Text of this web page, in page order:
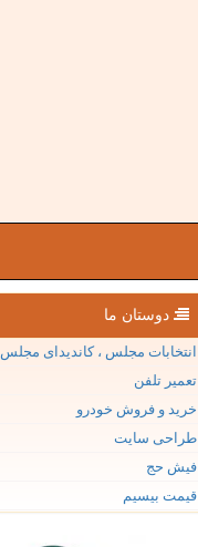
دوستان ما
انتخابات مجلس ، کاندیدای مجلس
تعمیر تلفن
خرید و فروش خودرو
طراحی سایت
فیش حج
قیمت بیسیم